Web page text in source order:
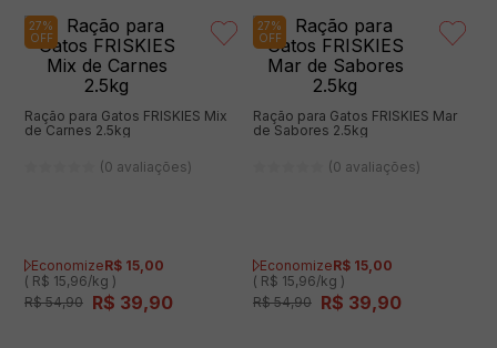
27%
OFF
Ração para Gatos FRISKIES Mix
de Carnes 2.5kg
(0 avaliações)
EconomizeR$ 15 00
( R$ 15,96/kg )
R$ 54,90 R$ 39,90
27%
OFF
Ração para Gatos FRISKIES Mar
de Sabores 2.5kg
(0 avaliações)
EconomizeR$ 15 00
( R$ 15,96/kg )
R$ 54,90 R$ 39,90